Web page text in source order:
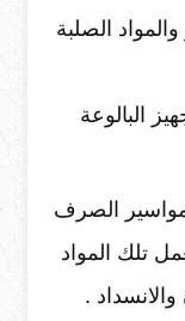
الصلبة
البالوعة
مواسير الصرف
تلك المواد
.